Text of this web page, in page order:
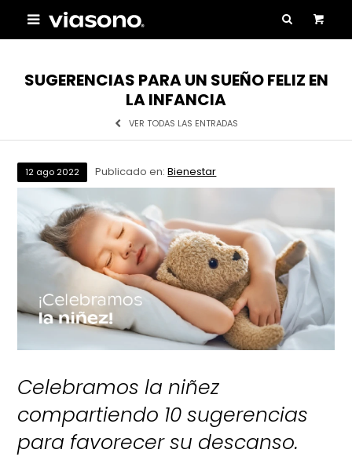

SUGERENCIAS PARA UN SUEÑO FELIZ EN
LA INFANCIA
VER TODAS LAS ENTRADAS
12 ago 2022 Publicado en:Bienestar
Celebramos la niñez
compartiendo 10 sugerencias
para favorecer su descanso.